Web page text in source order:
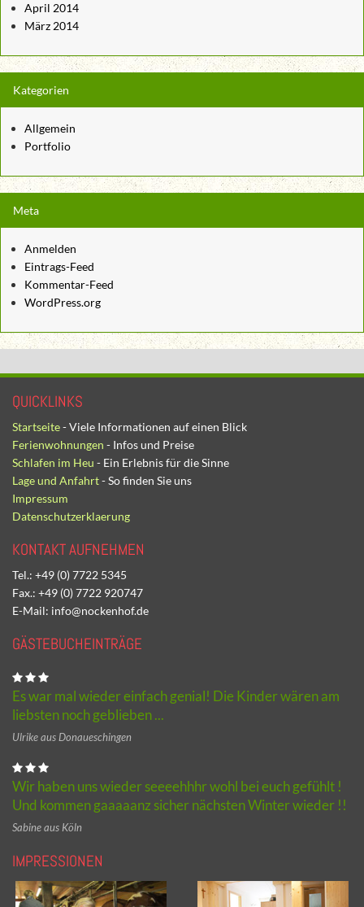
April 2014
März 2014
Kategorien
Allgemein
Portfolio
Meta
Anmelden
Eintrags-Feed
Kommentar-Feed
WordPress.org
QUICKLINKS
Startseite- Viele Informationen auf einen Blick
Ferienwohnungen - Infos und Preise
Schlafen im Heu - Ein Erlebnis für die Sinne
Lage und Anfahrt- So finden Sie uns
Impressum
Datenschutzerklaerung
KONTAKT AUFNEHMEN
Tel.: +49 (0) 7722 5345
Fax.: +49 (0) 7722 920747
E-Mail: info@nockenhof.de
GÄSTEBUCHEINTRÄGE
Es war mal wieder einfach genial! Die Kinder wären am
liebsten noch geblieben ...
Ulrike aus Donaueschingen
Wir haben uns wieder seeeehhhr wohl bei euch gefühlt !
Und kommen gaaaaanz sicher nächsten Winter wieder !!
Sabine aus Köln
IMPRESSIONEN